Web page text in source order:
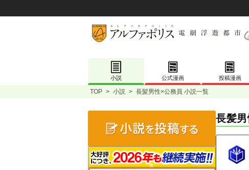
小説 公式漫画 投稿漫画
TOP > 小説 > 長髪男性×公務員 小説一覧
長髪